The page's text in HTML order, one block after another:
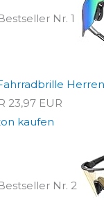
Nr. 1
23,97 EUR
kaufen
Nr. 2